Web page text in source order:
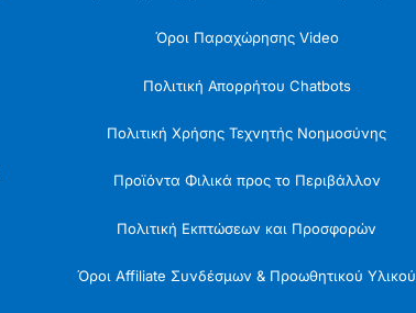
Όροι Παραχώρησης Video
Πολιτική Απορρήτου Chatbots
Πολιτική Χρήσης Τεχνητής Νοημοσύνης
Προϊόντα Φιλικά προς το Περιβάλλον
Πολιτική Εκπτώσεων και Προσφορών
Όροι Affiliate Συνδέσμων & Προωθητικού Υλικού